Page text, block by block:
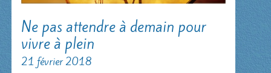
Ne pas attendre à demain pour
vivre à plein
21 février 2018